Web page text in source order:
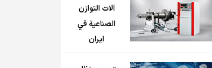
آلات التوازن
الصناعية في
ايران